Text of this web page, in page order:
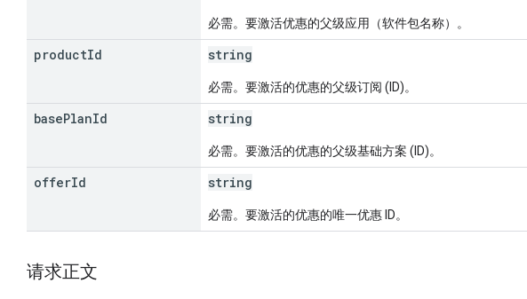
必需。要激活优惠的父级应用（软件包名称）。
productId string
必需。要激活的优惠的父级订阅 (ID)。
basePlanId string
必需。要激活的优惠的父级基础方案 (ID)。
offerId string
必需。要激活的优惠的唯一优惠 ID。
请求正文